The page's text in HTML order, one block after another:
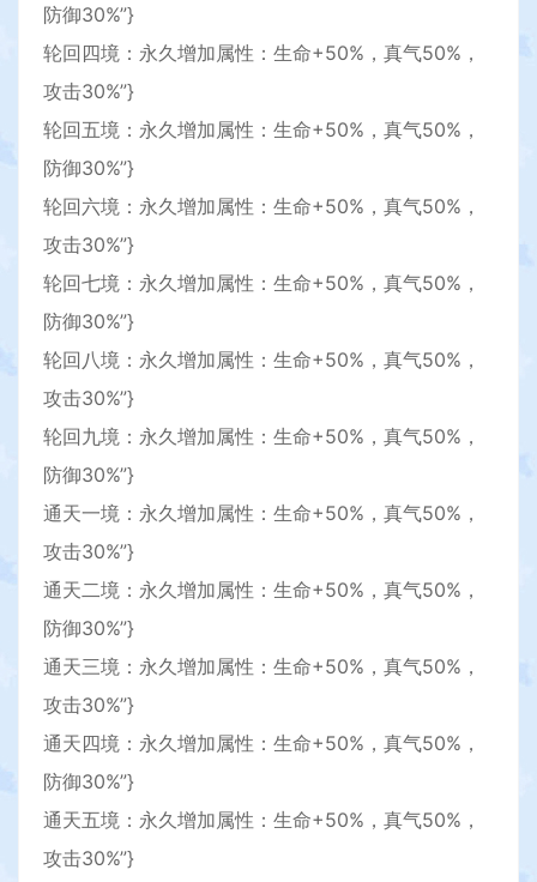
防御30%”}
轮回四境：永久增加属性：生命+50%，真气50%，
攻击30%”}
轮回五境：永久增加属性：生命+50%，真气50%，
防御30%”}
轮回六境：永久增加属性：生命+50%，真气50%，
攻击30%”}
轮回七境：永久增加属性：生命+50%，真气50%，
防御30%”}
轮回八境：永久增加属性：生命+50%，真气50%，
攻击30%”}
轮回九境：永久增加属性：生命+50%，真气50%，
防御30%”}
通天一境：永久增加属性：生命+50%，真气50%，
攻击30%”}
通天二境：永久增加属性：生命+50%，真气50%，
防御30%”}
通天三境：永久增加属性：生命+50%，真气50%，
攻击30%”}
通天四境：永久增加属性：生命+50%，真气50%，
防御30%”}
通天五境：永久增加属性：生命+50%，真气50%，
攻击30%”}